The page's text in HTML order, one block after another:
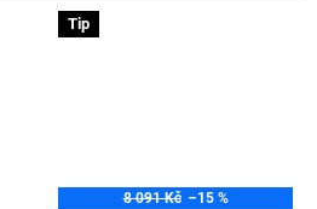
Tip
8 091 Kč –15 %